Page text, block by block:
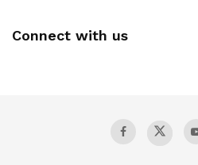
Connect with us